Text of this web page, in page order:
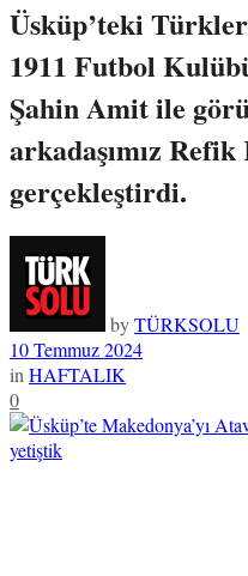
Üsküp’teki
1911 Futbol
Şahin Amit ile
arkadaşımız
gerçekleştirdi.
byTÜRKSOLU
10 Temmuz 2024
in HAFTALIK
0